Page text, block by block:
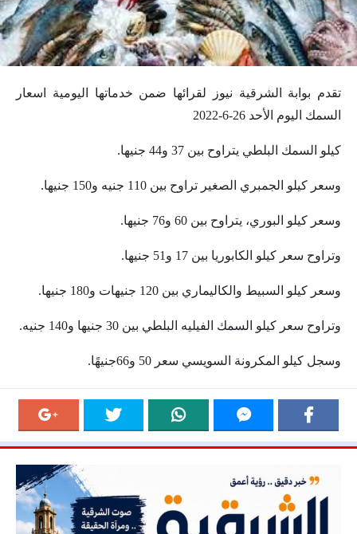
تقدم بوابة الشرقية نيوز لقرائها ضمن خدماتها اليومية اسعار
السمك اليوم الأحد 26-6-2022
كيلو السمك البلطي يتراوح بين 37 و44 جنيها.
وسعر كيلو الجمبري الصغير تراوح بين 110 جنيه و150 جنيها.
وسعر كيلو البوري، يتراوح بين 60 و76 جنيها.
وتراوح سعر كيلو الكابوريا بين 17 و51 جنيها.
وسعر كيلو السبيط والكاليماري بين 120 جنيهات و180 جنيها.
وتراوح سعر كيلو السمك الفيليه البلطي بين 30 جنيها و140 جنيه.
وسجل كيلو المكرونة السويسي سعر 50 و66جنيهًا.